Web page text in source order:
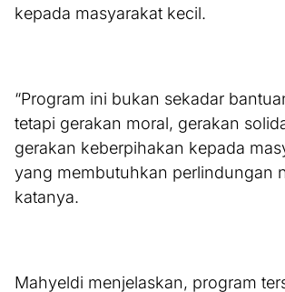
kepada masyarakat kecil.
“Program ini bukan sekadar
tetapi gerakan moral, gerakan
gerakan keberpihakan kepada
yang membutuhkan perlindungan
katanya.
Mahyeldi menjelaskan, program